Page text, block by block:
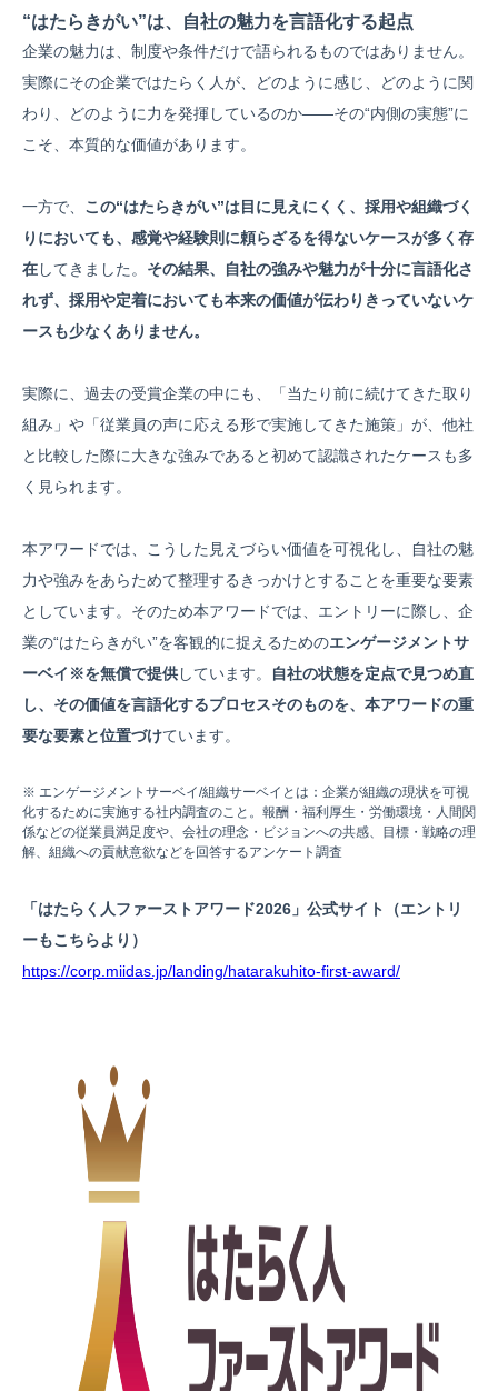
“はたらきがい”は、自社の魅力を言語化する起点
企業の魅力は、制度や条件だけで語られるものではありません。
実際にその企業ではたらく人が、どのように感じ、どのように関
わり、どのように力を発揮しているのか――その“内側の実態”に
こそ、本質的な価値があります。
一方で、 この“はたらきがい”は目に見えにくく、採用や組織づく
りにおいても、感覚や経験則に頼らざるを得ないケースが多く存
在してきました。 その結果、自社の強みや魅力が十分に言語化さ
れず、採用や定着においても本来の価値が伝わりきっていないケ
ースも少なくありません。
実際に、過去の受賞企業の中にも、「当たり前に続けてきた取り
組み」や「従業員の声に応える形で実施してきた施策」が、他社
と比較した際に大きな強みであると初めて認識されたケースも多
く見られます。
本アワードでは、こうした見えづらい価値を可視化し、自社の魅
力や強みをあらためて整理するきっかけとすることを重要な要素
としています。そのため本アワードでは、エントリーに際し、企
業の“はたらきがい”を客観的に捉えるためのエンゲージメントサ
ーベイ ※を無償で提供しています。
自社の状態を定点で見つめ直
し、その価値を言語化するプロセスそのものを、本アワードの重
要な要素と位置づけています。
※ エンゲージメントサーベイ/組織サーベイとは：企業が組織の現状を可視
化するために実施する社内調査のこと。報酬・福利厚生・労働環境・人間関
係などの従業員満足度や、会社の理念・ビジョンへの共感、目標・戦略の理
解、組織への貢献意欲などを回答するアンケート調査
「はたらく人ファーストアワード2026」公式サイト（エントリ
ーもこちらより）
https://corp.miidas.jp/landing/hatarakuhito-first-award/